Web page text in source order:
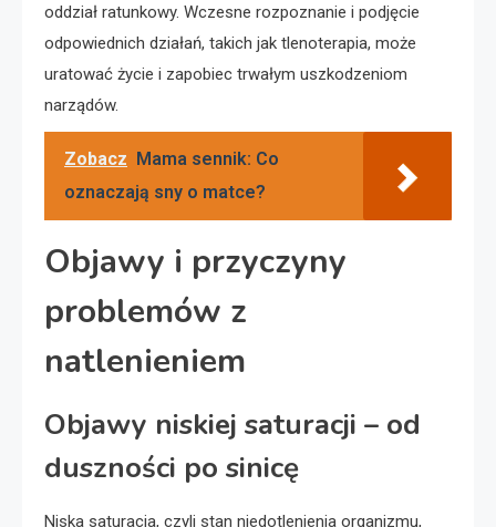
oddział ratunkowy. Wczesne rozpoznanie i podjęcie
odpowiednich działań, takich jak tlenoterapia, może
uratować życie i zapobiec trwałym uszkodzeniom
narządów.
Zobacz
Mama sennik: Co
oznaczają sny o matce?
Objawy i przyczyny
problemów z
natlenieniem
Objawy niskiej saturacji – od
duszności po sinicę
Niska saturacja, czyli stan niedotlenienia organizmu,